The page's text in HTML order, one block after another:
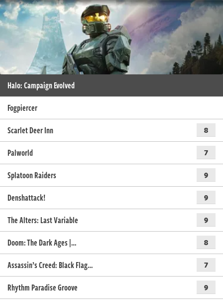
Halo: Campaign Evolved
Fogpiercer
Scarlet Deer Inn
8
Palworld 7
Splatoon Raiders 9
Denshattack! 9
The Alters: Last Variable 9
Doom: The Dark Ages |… 8
Assassin’s Creed: Black Flag… 7
Rhythm Paradise Groove 9